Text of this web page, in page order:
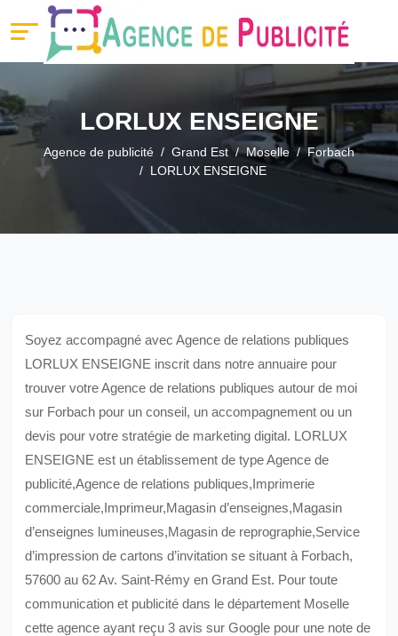
LORLUX ENSEIGNE
Agence de publicité Grand Est Moselle
Forbach
LORLUX ENSEIGNE
Soyez accompagné avec Agence de relations publiques
LORLUX ENSEIGNE inscrit dans notre annuaire pour
trouver votre Agence de relations publiques autour de moi
sur Forbach pour un conseil, un accompagnement ou un
devis pour votre stratégie de marketing digital. LORLUX
ENSEIGNE est un établissement de type Agence de
publicité,Agence de relations publiques,Imprimerie
commerciale,Imprimeur,Magasin d’enseignes,Magasin
d’enseignes lumineuses,Magasin de reprographie,Service
d’impression de cartons d’invitation se situant à Forbach,
57600 au 62 Av. Saint-Rémy en Grand Est. Pour toute
communication et publicité dans le département Moselle
cette agence ayant reçu 3 avis sur Google pour une note de